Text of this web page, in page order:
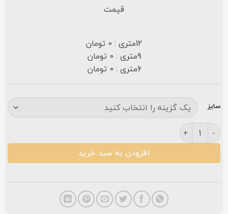
قیمت
12متری : 0 تومان
9متری : 0 تومان
6متری : 0 تومان
سایز
فرش نگین مشهد ۷۰۰ شانه کد ۲۵۹۶ آبی عدد
افزودن به سبد خرید